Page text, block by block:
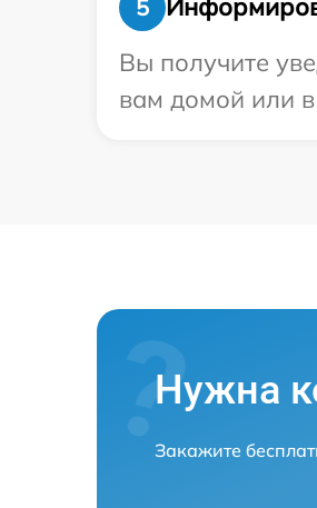
5
Вы получите
вам домой или
Нужна
Закажите